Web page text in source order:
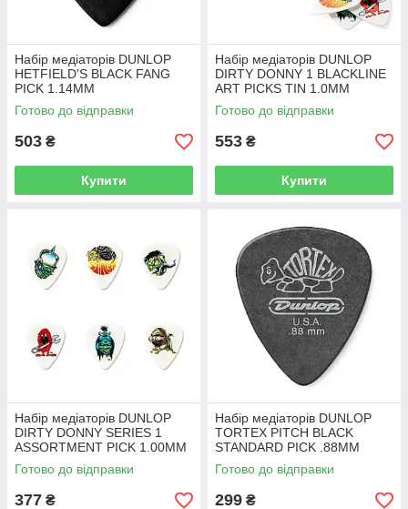
Набір медіаторів DUNLOP
HETFIELD'S BLACK FANG
PICK 1.14MM
Готово до відправки
503 ₴
Купити
Набір медіаторів DUNLOP
DIRTY DONNY 1 BLACKLINE
ART PICKS TIN 1.0MM
Готово до відправки
553 ₴
Купити
Набір медіаторів DUNLOP
DIRTY DONNY SERIES 1
ASSORTMENT PICK 1.00MM
Готово до відправки
377 ₴
Набір медіаторів DUNLOP
TORTEX PITCH BLACK
STANDARD PICK .88MM
Готово до відправки
299 ₴